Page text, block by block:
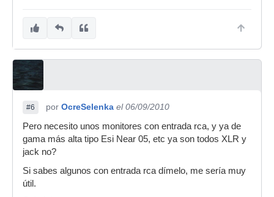
#6 por OcreSelenka el 06/09/2010
Pero necesito unos monitores con entrada rca, y ya de
gama más alta tipo Esi Near 05, etc ya son todos XLR y
jack no?
Si sabes algunos con entrada rca dímelo, me sería muy
útil.